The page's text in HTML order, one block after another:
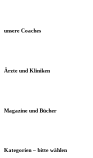
unsere Coaches
Ärzte und Kliniken
Magazine und Bücher
Kategorien – bitte wählen